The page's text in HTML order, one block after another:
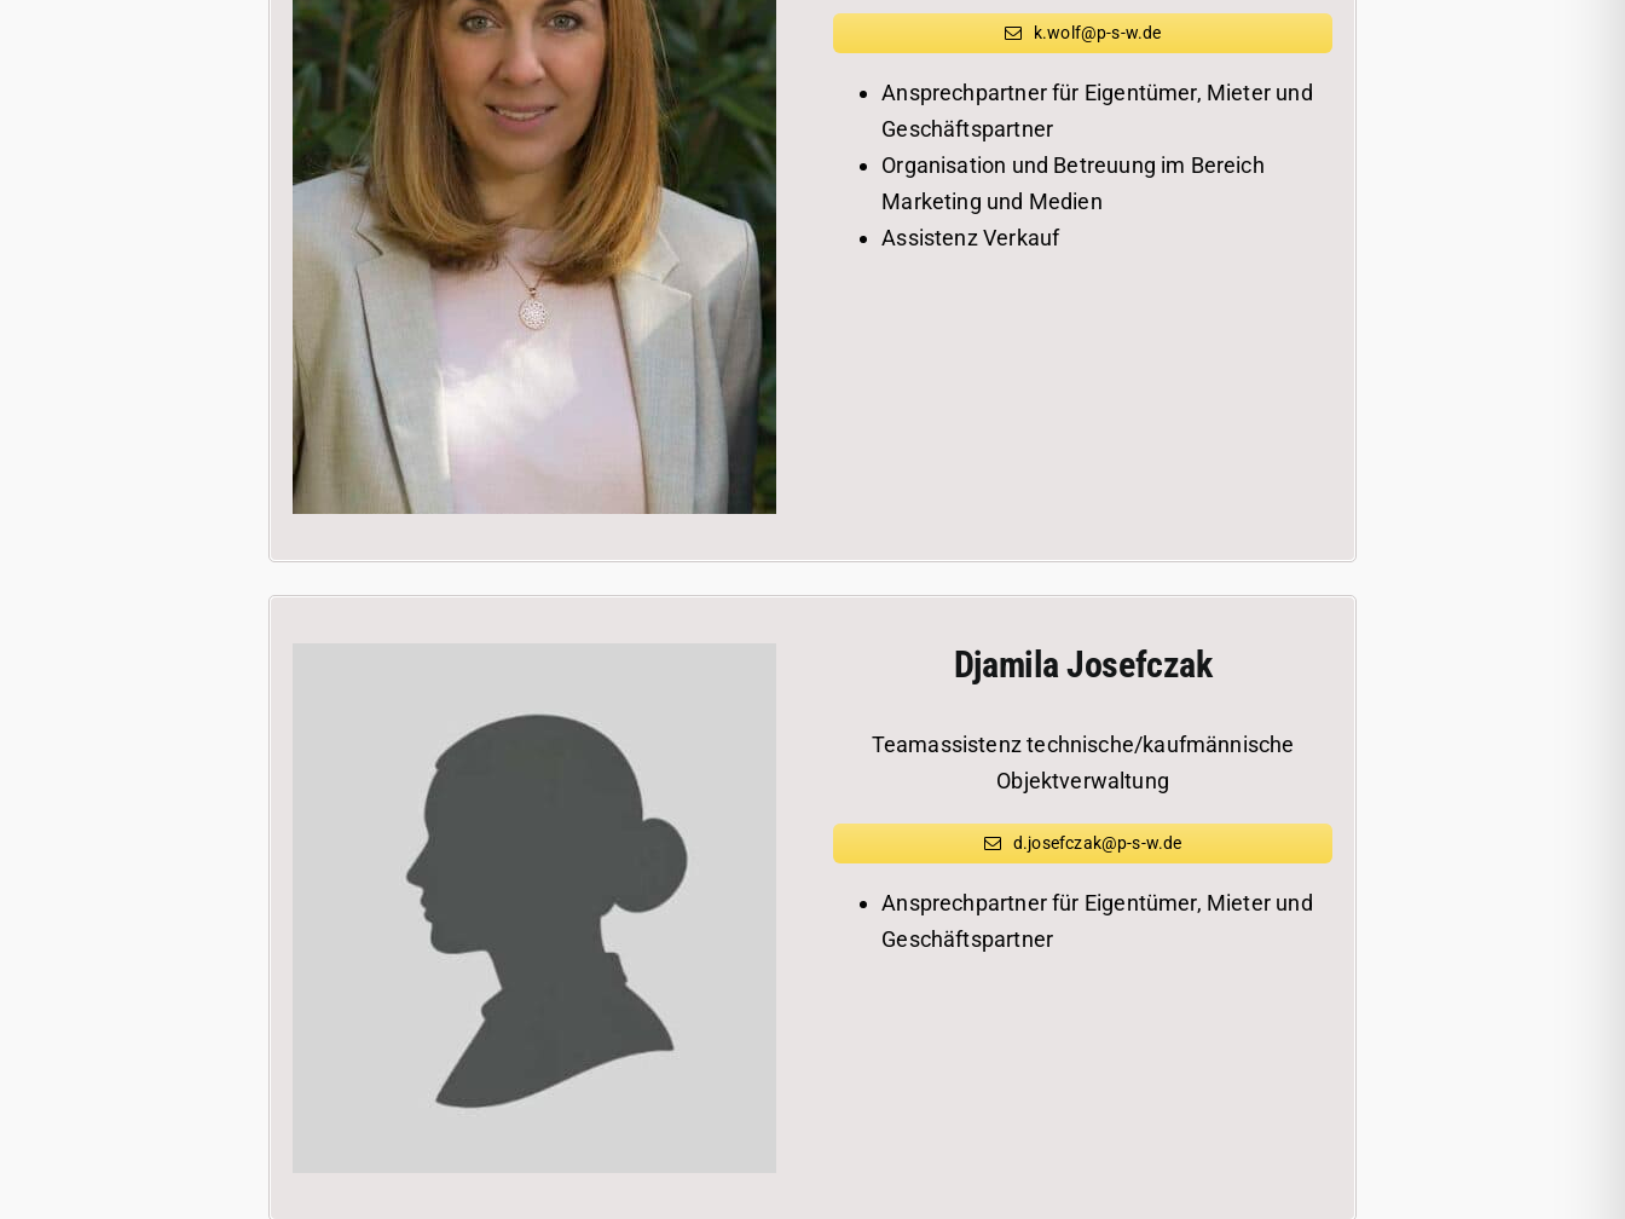
k.wolf@p-s-w.de
Ansprechpartner für Eigentümer, Mieter und
Geschäftspartner
Organisation und Betreuung im Bereich
Marketing und Medien
Assistenz Verkauf
Djamila Josefczak
Teamassistenz technische/kaufmännische
Objektverwaltung
d.josefczak@p-s-w.de
Ansprechpartner für Eigentümer, Mieter und
Geschäftspartner